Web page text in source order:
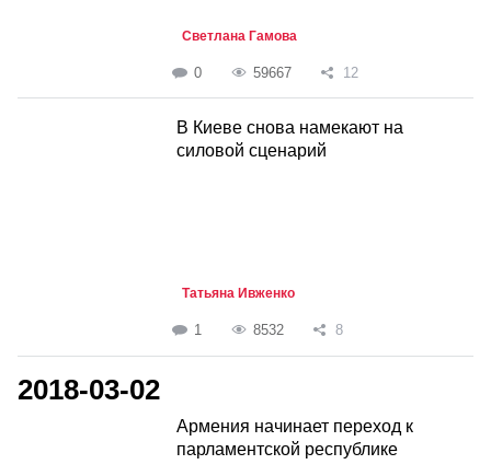
Светлана Гамова
0 59667 12
В Киеве снова намекают на
силовой сценарий
Татьяна Ивженко
1 8532 8
2018-03-02
Армения начинает переход к
парламентской республике